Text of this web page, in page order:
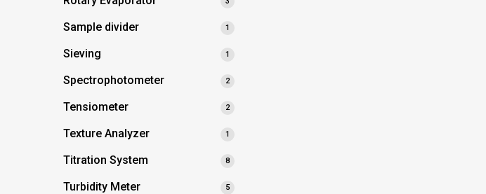
Sample divider 1
Sieving 1
Spectrophotometer 2
Tensiometer 2
Texture Analyzer 1
Titration System 8
Turbidity Meter 5